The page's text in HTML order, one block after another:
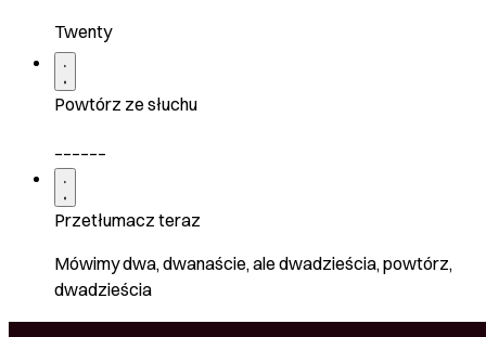
Twenty
Powtórz ze słuchu
Przetłumacz teraz
Mówimy dwa, dwanaście, ale dwadzieścia, powtórz,
dwadzieścia